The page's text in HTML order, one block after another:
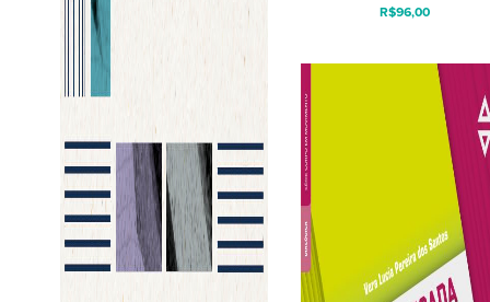
R$96,00